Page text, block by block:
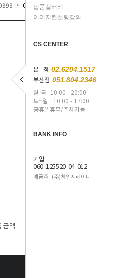
납품갤러리
이미지컨설팅강의
CS CENTER
본 점 02.6204.1517
부산점 051.804.2346
월-금 10:00 - 20:00
토~일
10:00 - 17:00
공휴일휴무/주차가능
BANK INFO
기업
060-125520-04-012
예금주 : (주)체인지레이디
> CR0120
금액